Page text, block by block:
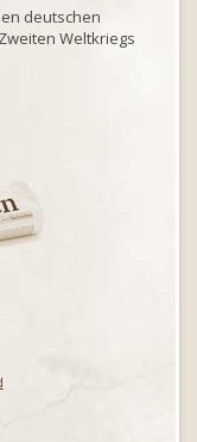
deutschen
Weltkriegs